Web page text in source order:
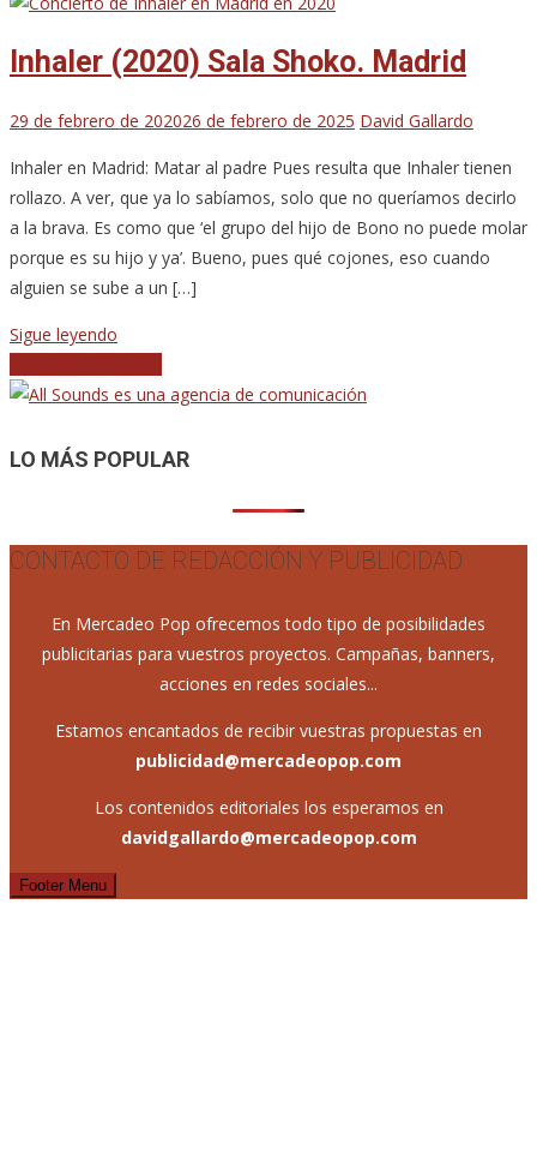
Inhaler (2020) Sala Shoko. Madrid
29 de febrero de 202026 de febrero de 2025 David Gallardo
Inhaler en Madrid: Matar al padre Pues resulta que Inhaler tienen
rollazo. A ver, que ya lo sabíamos, solo que no queríamos decirlo
a la brava. Es como que ‘el grupo del hijo de Bono no puede molar
porque es su hijo y ya’. Bueno, pues qué cojones, eso cuando
alguien se sube a un […]
Sigue leyendo
Navegación
de
entradas
LO MÁS POPULAR
CONTACTO DE REDACCIÓN Y PUBLICIDAD
En Mercadeo Pop ofrecemos todo tipo de posibilidades
publicitarias para vuestros proyectos. Campañas, banners,
acciones en redes sociales...
Estamos encantados de recibir vuestras propuestas en
publicidad@mercadeopop.com
Los contenidos editoriales los esperamos en
davidgallardo@mercadeopop.com
Footer Menu